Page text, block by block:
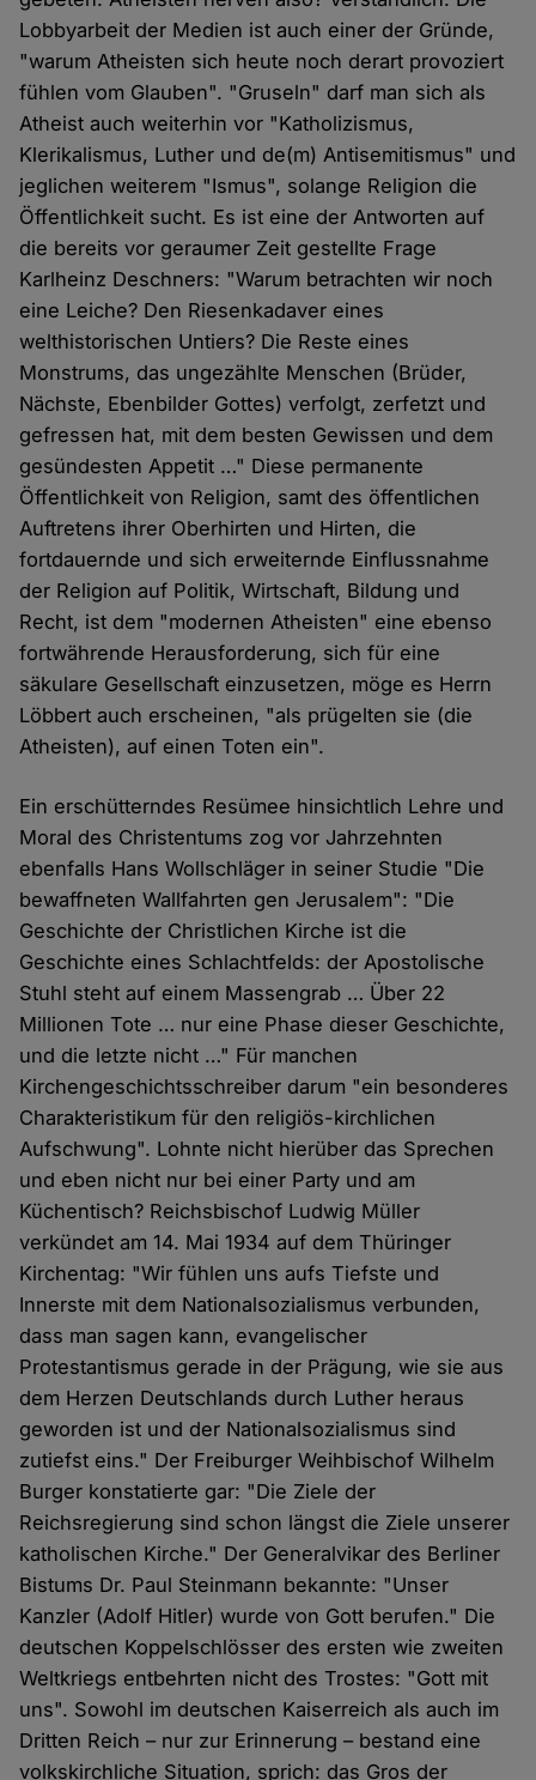
Lobbyarbeit der Medien ist auch einer der Gründe,
"warum Atheisten sich heute noch derart provoziert
fühlen vom Glauben". "Gruseln" darf man sich als
Atheist auch weiterhin vor "Katholizismus,
Klerikalismus, Luther und de(m) Antisemitismus" und
jeglichen weiterem "Ismus", solange Religion die
Öffentlichkeit sucht. Es ist eine der Antworten auf
die bereits vor geraumer Zeit gestellte Frage
Karlheinz Deschners: "Warum betrachten wir noch
eine Leiche? Den Riesenkadaver eines
welthistorischen Untiers? Die Reste eines
Monstrums, das ungezählte Menschen (Brüder,
Nächste, Ebenbilder Gottes) verfolgt, zerfetzt und
gefressen hat, mit dem besten Gewissen und dem
gesündesten Appetit …" Diese permanente
Öffentlichkeit von Religion, samt des öffentlichen
Auftretens ihrer Oberhirten und Hirten, die
fortdauernde und sich erweiternde Einflussnahme
der Religion auf Politik, Wirtschaft, Bildung und
Recht, ist dem "modernen Atheisten" eine ebenso
fortwährende Herausforderung, sich für eine
säkulare Gesellschaft einzusetzen, möge es Herrn
Löbbert auch erscheinen, "als prügelten sie (die
Atheisten), auf einen Toten ein".
Ein erschütterndes Resümee hinsichtlich Lehre und
Moral des Christentums zog vor Jahrzehnten
ebenfalls Hans Wollschläger in seiner Studie "Die
bewaffneten Wallfahrten gen Jerusalem": "Die
Geschichte der Christlichen Kirche ist die
Geschichte eines Schlachtfelds: der Apostolische
Stuhl steht auf einem Massengrab … Über 22
Millionen Tote … nur eine Phase dieser Geschichte,
und die letzte nicht …" Für manchen
Kirchengeschichtsschreiber darum "ein besonderes
Charakteristikum für den religiös-kirchlichen
Aufschwung". Lohnte nicht hierüber das Sprechen
und eben nicht nur bei einer Party und am
Küchentisch? Reichsbischof Ludwig Müller
verkündet am 14. Mai 1934 auf dem Thüringer
Kirchentag: "Wir fühlen uns aufs Tiefste und
Innerste mit dem Nationalsozialismus verbunden,
dass man sagen kann, evangelischer
Protestantismus gerade in der Prägung, wie sie aus
dem Herzen Deutschlands durch Luther heraus
geworden ist und der Nationalsozialismus sind
zutiefst eins." Der Freiburger Weihbischof Wilhelm
Burger konstatierte gar: "Die Ziele der
Reichsregierung sind schon längst die Ziele unserer
katholischen Kirche." Der Generalvikar des Berliner
Bistums Dr. Paul Steinmann bekannte: "Unser
Kanzler (Adolf Hitler) wurde von Gott berufen." Die
deutschen Koppelschlösser des ersten wie zweiten
Weltkriegs entbehrten nicht des Trostes: "Gott mit
uns". Sowohl im deutschen Kaiserreich als auch im
Dritten Reich – nur zur Erinnerung – bestand eine
volkskirchliche Situation, sprich: das Gros der